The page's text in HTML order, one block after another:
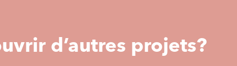
d’autres projets?